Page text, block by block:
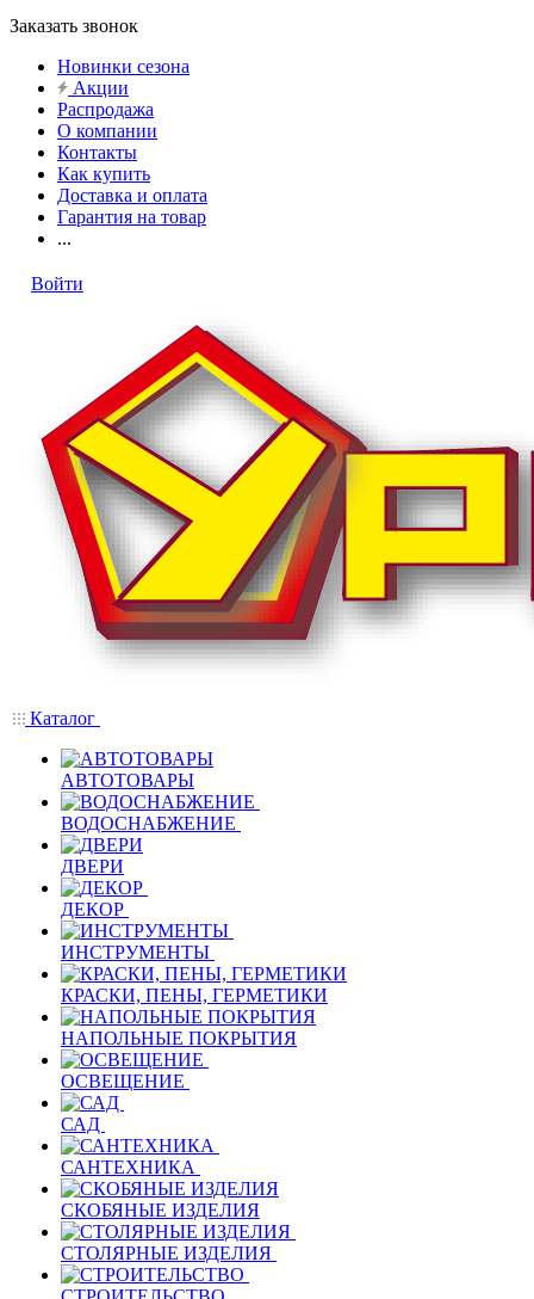
Заказать звонок
Новинки сезона
Акции
Распродажа
О компании
Контакты
Как купить
Доставка и оплата
Гарантия на товар
...
Войти
Каталог
АВТОТОВАРЫ
ВОДОСНАБЖЕНИЕ
ДВЕРИ
ДЕКОР
ИНСТРУМЕНТЫ
КРАСКИ, ПЕНЫ, ГЕРМЕТИКИ
НАПОЛЬНЫЕ ПОКРЫТИЯ
ОСВЕЩЕНИЕ
САД
САНТЕХНИКА
СКОБЯНЫЕ ИЗДЕЛИЯ
СТОЛЯРНЫЕ ИЗДЕЛИЯ